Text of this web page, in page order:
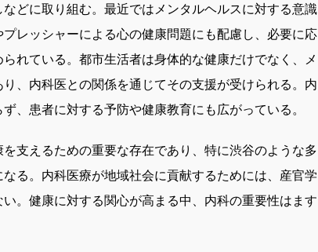
どに取り組む。最近ではメンタルヘルスに対する意識
レッシャーによる心の健康問題にも配慮し、必要に応
れている。都市生活者は身体的な健康だけでなく、メ
、内科医との関係を通じてその支援が受けられる。内
、患者に対する予防や健康教育にも広がっている。
支えるための重要な存在であり、特に渋谷のような多
る。内科医療が地域社会に貢献するためには、産官学
。健康に対する関心が高まる中、内科の重要性はます